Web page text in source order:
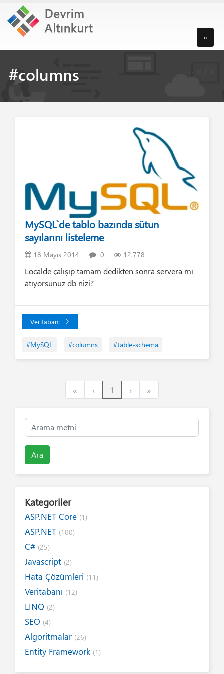
»
#columns
MySQL`de tablo bazında sütun
sayılarını listeleme
18 Mayıs 2014 0 12.778
Localde çalışıp tamam dedikten sonra servera mı
atıyorsunuz db nizi?
Veritabanı
#MySQL #columns #table-schema
«First ‹Previous
1 ›Next»Last
Ara
Kategoriler
ASP.NET Core (1)
ASP.NET (100)
C# (25)
Javascript (2)
Hata Çözümleri (11)
Veritabanı (12)
LINQ (2)
SEO (4)
Algoritmalar (26)
Entity Framework (1)